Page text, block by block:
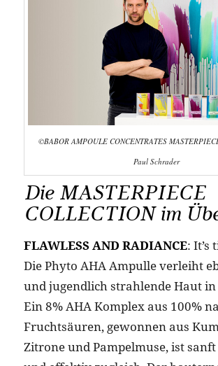
©BABOR AMPOULE CONCENTRATES
Paul Schrader
Die MASTERPIECE
COLLECTION im
FLAWLESS AND RADIANCE: It’s
Die Phyto AHA Ampulle verleiht
und jugendlich strahlende Haut in
Ein 8% AHA Komplex aus 100%
Fruchtsäuren, gewonnen aus
Zitrone und Pampelmuse, ist